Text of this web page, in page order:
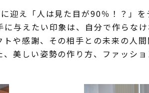
迎え「人は見た目が90％！？」
与えたい印象は、自分で作らな
や感謝、その相手との未来の人
美しい姿勢の作り方、ファッシ